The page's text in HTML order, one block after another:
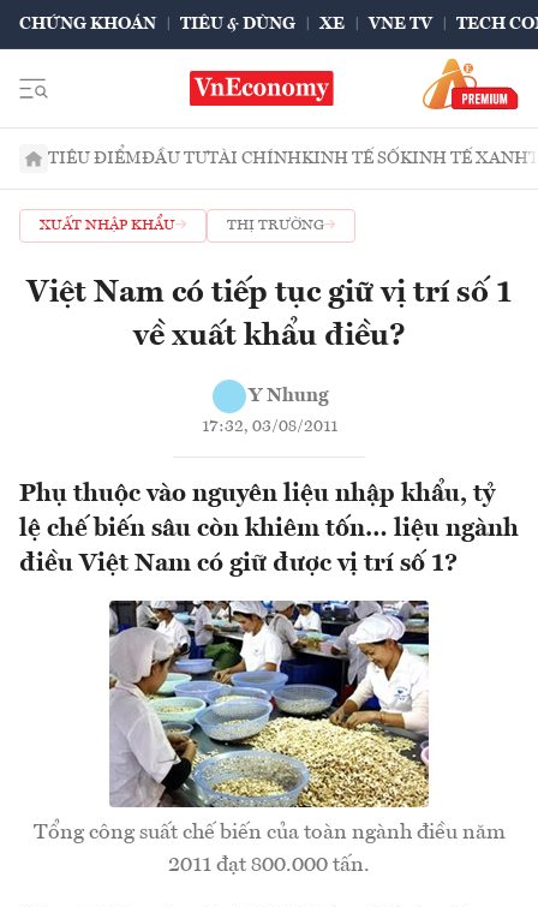
CHỨNG KHOÁN TIÊU & DÙNG XE VNE TV TECH
TIÊU ĐIỂMĐẦU TƯTÀI CHÍNHKINH TẾ SỐKINH TẾ XANH
XUẤT NHẬP KHẨU THỊ TRƯỜNG
Việt Nam có tiếp tục giữ vị trí số 1
về xuất khẩu điều?
Y Nhung
17:32, 03/08/2011
Phụ thuộc vào nguyên liệu nhập khẩu, tỷ
lệ chế biến sâu còn khiêm tốn… liệu ngành
điều Việt Nam có giữ được vị trí số 1?
Tổng công suất chế biến của toàn ngành điều năm
2011 đạt 800.000 tấn.